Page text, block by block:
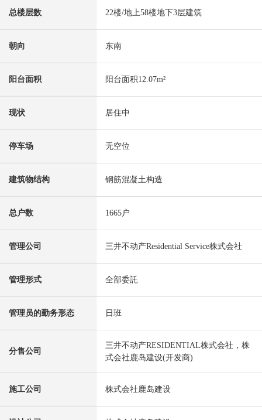
总楼层数 22楼/地上58楼地下3层建筑
朝向 东南
阳台面积 阳台面积12.07m²
现状 居住中
停车场 无空位
建筑物结构 钢筋混凝土构造
总户数 1665户
管理公司 三井不动产Residential Service株式会社
管理形式 全部委託
管理员的勤务形态 日班
分售公司
三井不动产RESIDENTIAL株式会社，株
式会社鹿岛建设(开发商)
施工公司 株式会社鹿岛建设